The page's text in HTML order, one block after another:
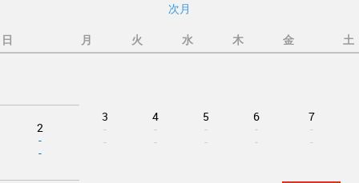
次月
日 月 火 水 木 金 土
2
-
-
3
-
-
4
-
-
5
-
-
6
-
-
7
-
-